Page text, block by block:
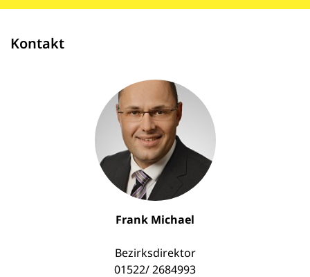
Kontakt
Frank Michael
Bezirksdirektor
01522/ 2684993